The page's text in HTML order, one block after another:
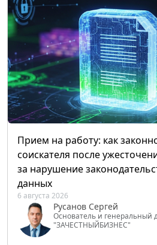
Прием на работу: как
соискателя после
за нарушение
данных
6 августа 2026
Русанов Сергей
Основатель и генеральный
"ЗАЧЕСТНЫЙБИЗНЕС"